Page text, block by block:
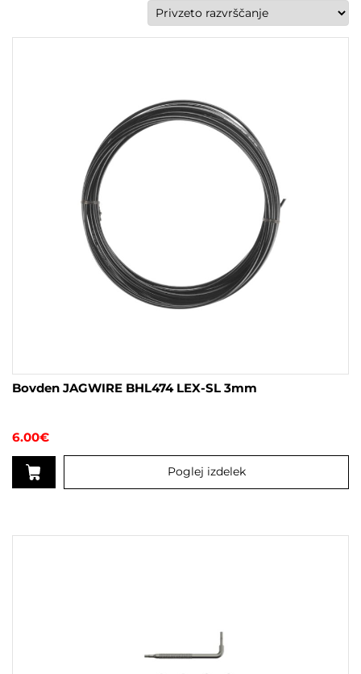
Bovden JAGWIRE BHL474 LEX-SL 3mm
6.00€
Poglej izdelek